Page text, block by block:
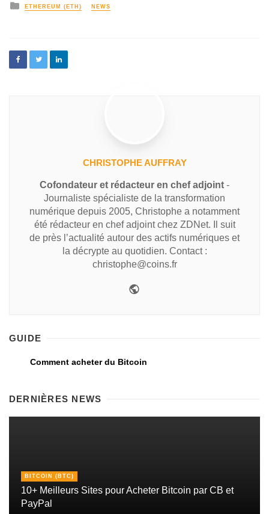
ETHEREUM (ETH) NEWS
CHRISTOPHE AUFFRAY
Cofondateur et rédacteur en chef adjoint -
Journaliste spécialiste de la transformation
numérique depuis 2005, Christophe a notamment
été rédacteur en chef adjoint chez ZDNet. Il suit
de près l’actualité autour des actifs numériques et
la décrypte au quotidien. Contact :
christophe@coins.fr
GUIDE
Comment acheter du Bitcoin
DERNIÈRES NEWS
BITCOIN (BTC)
10+ Meilleurs Sites pour Acheter Bitcoin par CB et
PayPal